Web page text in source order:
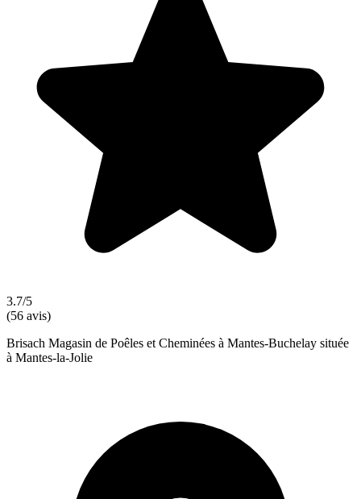
3.7/5
(56 avis)
Brisach Magasin de Poêles et Cheminées à Mantes-Buchelay située
à Mantes-la-Jolie